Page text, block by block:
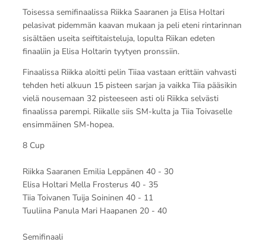
Toisessa semifinaalissa Riikka Saaranen ja Elisa Holtari
pelasivat pidemmän kaavan mukaan ja peli eteni rintarinnan
sisältäen useita seiftitaisteluja, lopulta Riikan edeten
finaaliin ja Elisa Holtarin tyytyen pronssiin.
Finaalissa Riikka aloitti pelin Tiiaa vastaan erittäin vahvasti
tehden heti alkuun 15 pisteen sarjan ja vaikka Tiia pääsikin
vielä nousemaan 32 pisteeseen asti oli Riikka selvästi
finaalissa parempi. Riikalle siis SM-kulta ja Tiia Toivaselle
ensimmäinen SM-hopea.
8 Cup
Riikka Saaranen Emilia Leppänen 40 - 30
Elisa Holtari Mella Frosterus 40 - 35
Tiia Toivanen Tuija Soininen 40 - 11
Tuuliina Panula Mari Haapanen 20 - 40
Semifinaali